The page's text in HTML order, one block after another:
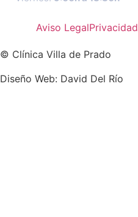
Aviso LegalPrivacidad
© Clínica Villa de Prado
Diseño Web: David Del Río